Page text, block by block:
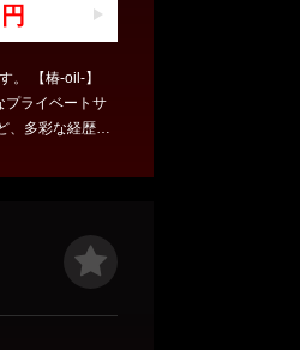
。 【椿-oil-】
プライベートサ
、多彩な経歴を
心と満足、そし
お店づくりを、